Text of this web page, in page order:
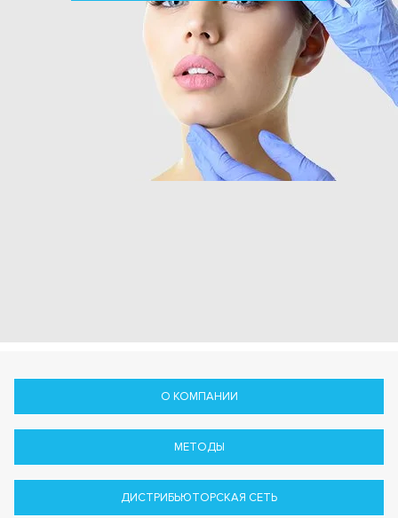
О КОМПАНИИ
МЕТОДЫ
ДИСТРИБЬЮТОРСКАЯ СЕТЬ